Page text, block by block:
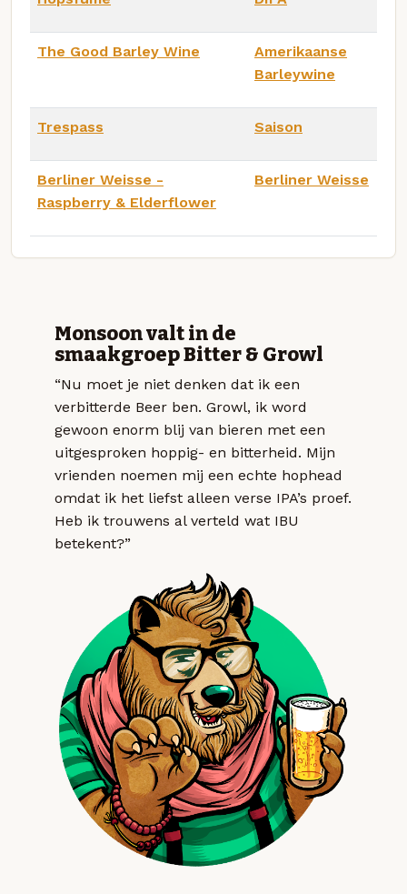
The Good Barley Wine
Amerikaanse
Barleywine
Trespass Saison
Berliner Weisse -
Raspberry & Elderflower
Berliner Weisse
Monsoon valt in de
smaakgroep Bitter & Growl
“Nu moet je niet denken dat ik een
verbitterde Beer ben. Growl, ik word
gewoon enorm blij van bieren met een
uitgesproken hoppig- en bitterheid. Mijn
vrienden noemen mij een echte hophead
omdat ik het liefst alleen verse IPA’s proef.
Heb ik trouwens al verteld wat IBU
betekent?”